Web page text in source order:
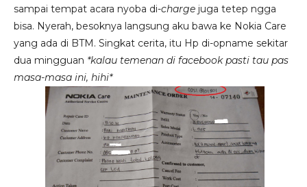
sampai tempat acara nyoba di-charge juga tetep ngga
bisa. Nyerah, besoknya langsung aku bawa ke Nokia Care
yang ada di BTM. Singkat cerita, itu Hp di-opname sekitar
dua mingguan *kalau temenan di facebook pasti tau pas
masa-masa ini, hihi*